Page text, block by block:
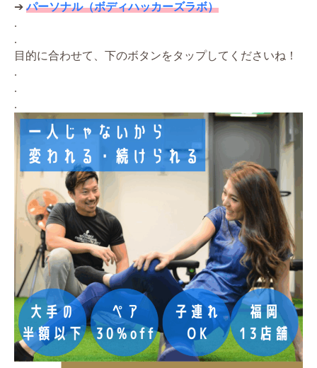
➔パーソナル（ボディハッカーズラボ）
.
.
目的に合わせて、下のボタンをタップしてくださいね！
.
.
.